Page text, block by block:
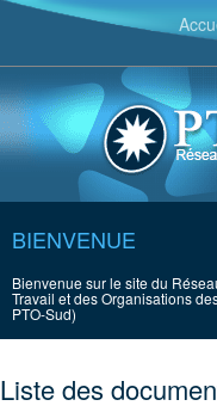
BIENVENUE
Bienvenue sur le site du
Travail et des Organisations
PTO-Sud)
Liste des